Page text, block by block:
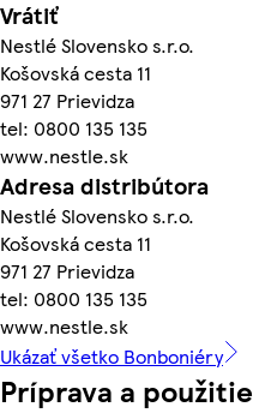
Vrátiť
Nestlé Slovensko s.r.o.
Košovská cesta 11
971 27 Prievidza
tel: 0800 135 135
www.nestle.sk
Adresa distribútora
Nestlé Slovensko s.r.o.
Košovská cesta 11
971 27 Prievidza
tel: 0800 135 135
www.nestle.sk
Ukázať všetko Bonboniéry
Príprava a použitie